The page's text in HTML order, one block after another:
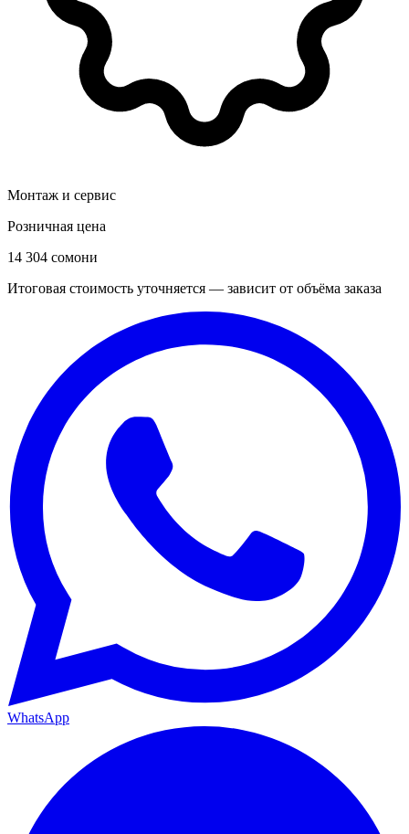
Монтаж и сервис
Розничная цена
14 304 сомони
Итоговая стоимость уточняется — зависит от объёма заказа
WhatsApp